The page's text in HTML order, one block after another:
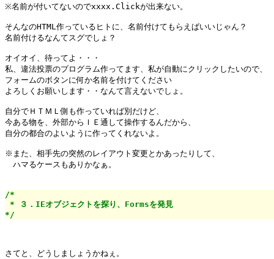
※名前が付いてないのでxxxx.Clickが出来ない。
そんなのHTML作っているヒトに、名前付けてもらえばいいじゃん？
名前付けるなんてスグでしょ？
オイオイ、待ってよ・・・
私、違法投票のプログラム作ってます、私が自動にクリックしたいので、
フォームのボタンに何か名前を付けてください
よろしくお願いします・・なんて言えないでしょ。
自分でＨＴＭＬ側も作っていれば別だけど、
今ある物を、外部からＩＥ通して操作するんだから、
自分の都合のよいように作ってくれないよ。
※また、相手先の突然のレイアウト変更とかあったりして、
ハマるケースもありかなぁ。
/*
* ３．IEオブジェクトを探り、Formsを発見
*/
さてと、どうしましょうかねぇ。